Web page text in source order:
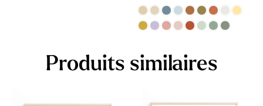
Produits similaires